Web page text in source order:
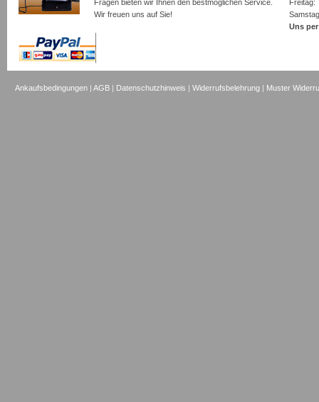
Fragen bieten wir Ihnen den bestmöglichen Service.
Wir freuen uns auf Sie!
Uns
Ankaufsbedingungen |AGB | Datenschutzhinweis |Widerrufsbelehrung | Muster